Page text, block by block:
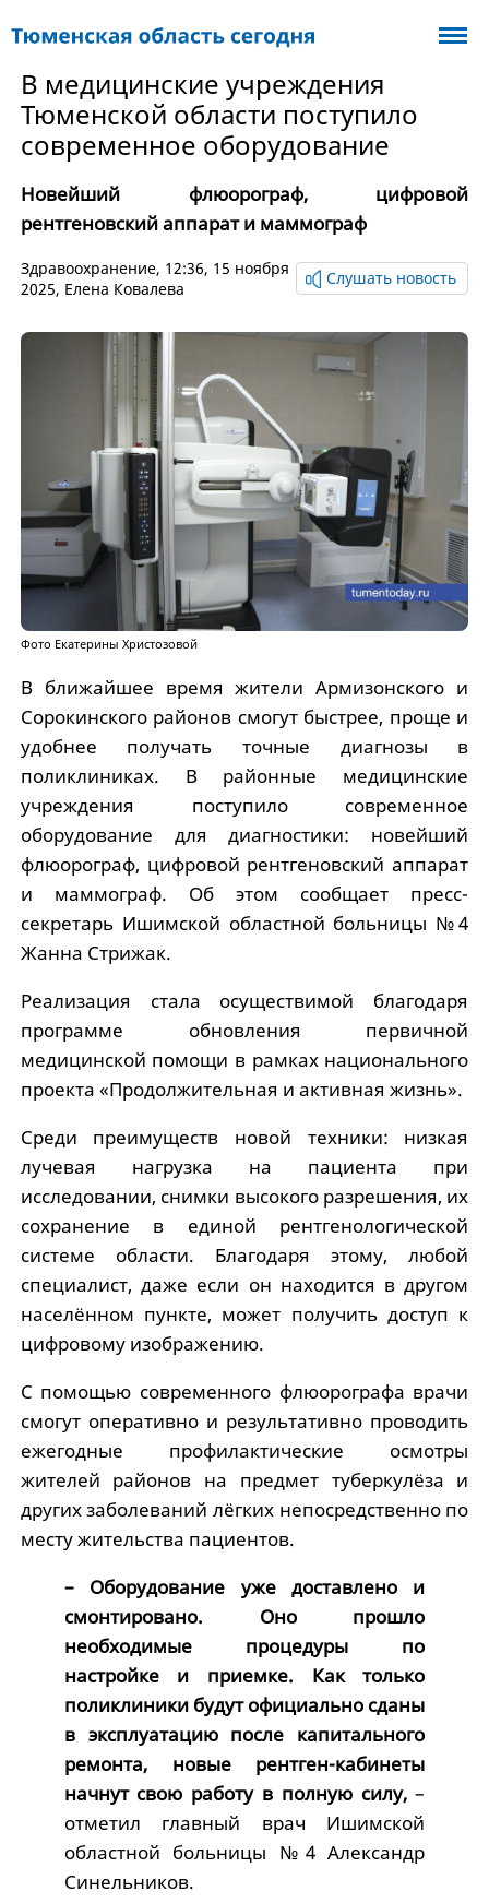
В медицинские учреждения
Тюменской области поступило
современное оборудование
Новейший флюорограф, цифровой
рентгеновский аппарат и маммограф
Здравоохранение, 12:36, 15 ноября
2025, Елена Ковалева
Слушать новость
Фото Екатерины Христозовой
В ближайшее время жители Армизонского и
Сорокинского районов смогут быстрее, проще и
удобнее получать точные диагнозы в
поликлиниках. В районные медицинские
учреждения поступило современное
оборудование для диагностики: новейший
флюорограф, цифровой рентгеновский аппарат
и маммограф. Об этом сообщает пресс-
секретарь Ишимской областной больницы №4
Жанна Стрижак.
Реализация стала осуществимой благодаря
программе обновления первичной
медицинской помощи в рамках национального
проекта «Продолжительная и активная жизнь».
Среди преимуществ новой техники: низкая
лучевая нагрузка на пациента при
исследовании, снимки высокого разрешения, их
сохранение в единой рентгенологической
системе области. Благодаря этому, любой
специалист, даже если он находится в другом
населённом пункте, может получить доступ к
цифровому изображению.
С помощью современного флюорографа врачи
смогут оперативно и результативно проводить
ежегодные профилактические осмотры
жителей районов на предмет туберкулёза и
других заболеваний лёгких непосредственно по
месту жительства пациентов.
– Оборудование уже доставлено и
смонтировано. Оно прошло
необходимые процедуры по
настройке и приемке. Как только
поликлиники будут официально сданы
в эксплуатацию после капитального
ремонта, новые рентген-кабинеты
начнут свою работу в полную силу,–
отметил главный врач Ишимской
областной больницы №4 Александр
Синельников.